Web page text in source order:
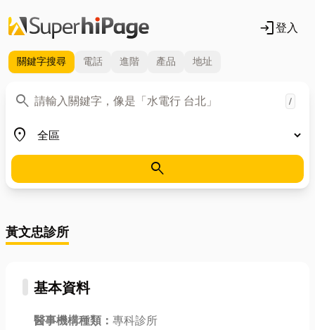
login登入
關鍵字搜尋 電話 進階 產品 地址
search
關鍵字 /
place
地區
search
黃文忠診所
基本資料
醫事機構種類： 專科診所